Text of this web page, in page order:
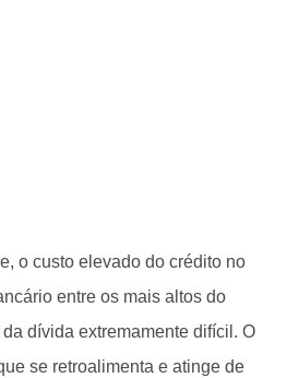
o custo elevado do crédito no
entre os mais altos do
dívida extremamente difícil. O
se retroalimenta e atinge de